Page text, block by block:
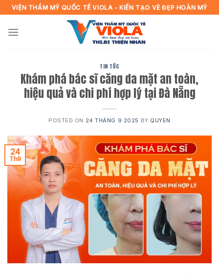
Skip
to
content
VIỆN THẨM MỸ QUỐC TẾ VIOLA - KIẾN TẠO VẺ ĐẸP HOÀN MỸ
TIN TỨC
Khám phá bác sĩ căng da mặt an toàn,
hiệu quả và chi phí hợp lý tại Đà Nẵng
POSTED ON 24 THÁNG 9 2025 BY QUYEN
24
Th9